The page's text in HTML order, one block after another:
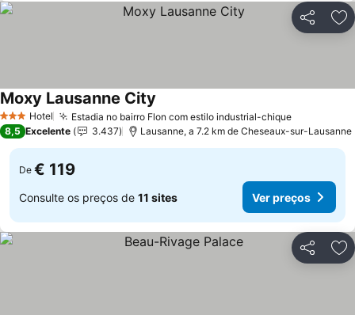
Partilhar
3 EstrelasHotel Estadia no bairro Flon com estilo industrial-chique
Moxy Lausanne City
8,5 Excelente 3.437 Lausanne, a 7.2 km de Cheseaux-sur-Lausanne
De € 119
Consulte os preços de 11 sites Ver preços
Partilhar